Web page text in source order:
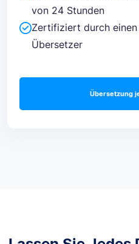
von 24 Stunden
Zertifiziert durch
Übersetzer
Übersetzung